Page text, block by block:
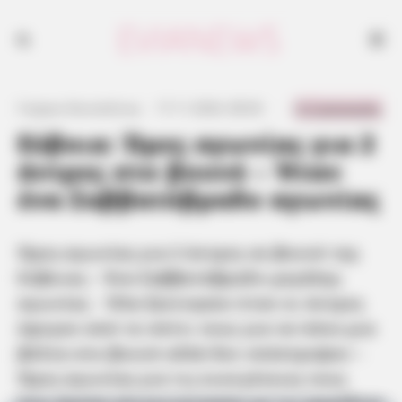
Εύβοια: Ώρες αγωνίας για 2
άντρες στο βουνό – Ήταν
ένα Σαββατόβραδο αγωνίας
Ώρες αγωνίας για 2 άντρες σε βουνό της